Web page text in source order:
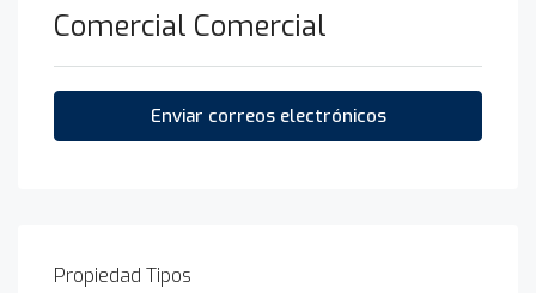
Comercial Comercial
Enviar correos electrónicos
Propiedad Tipos